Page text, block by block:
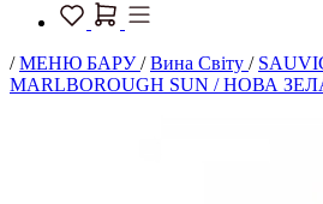
/МЕНЮ БАРУ/Вина Світу /
MARLBOROUGH SUN / НОВА